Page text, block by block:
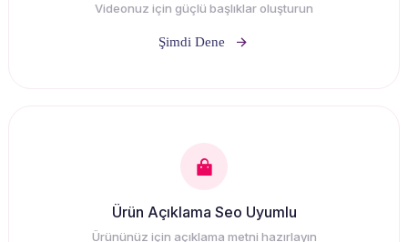
Videonuz için güçlü başlıklar oluşturun
Şimdi Dene
Ürün Açıklama Seo Uyumlu
Ürününüz için açıklama metni hazırlayın